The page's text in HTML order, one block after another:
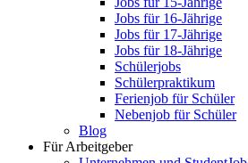
Jobs für 16-Jährige
Jobs für 17-Jährige
Jobs für 18-Jährige
Schülerjobs
Schülerpraktikum
Ferienjob für Schüler
Nebenjob für Schüler
Blog
Für Arbeitgeber